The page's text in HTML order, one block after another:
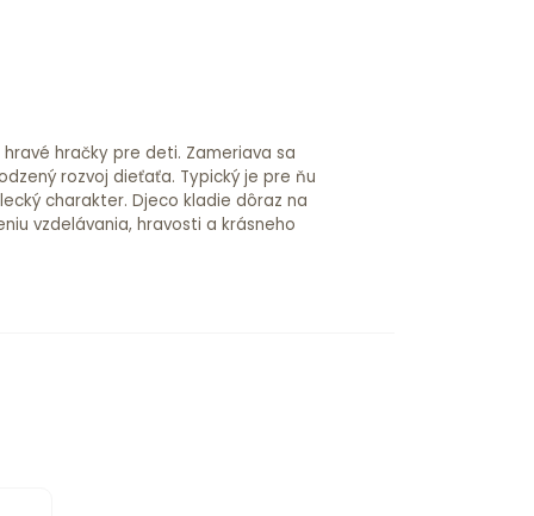
hračky pre deti. Zameriava sa
rozvoj dieťaťa. Typický je pre ňu
charakter. Djeco kladie dôraz na
vzdelávania, hravosti a krásneho